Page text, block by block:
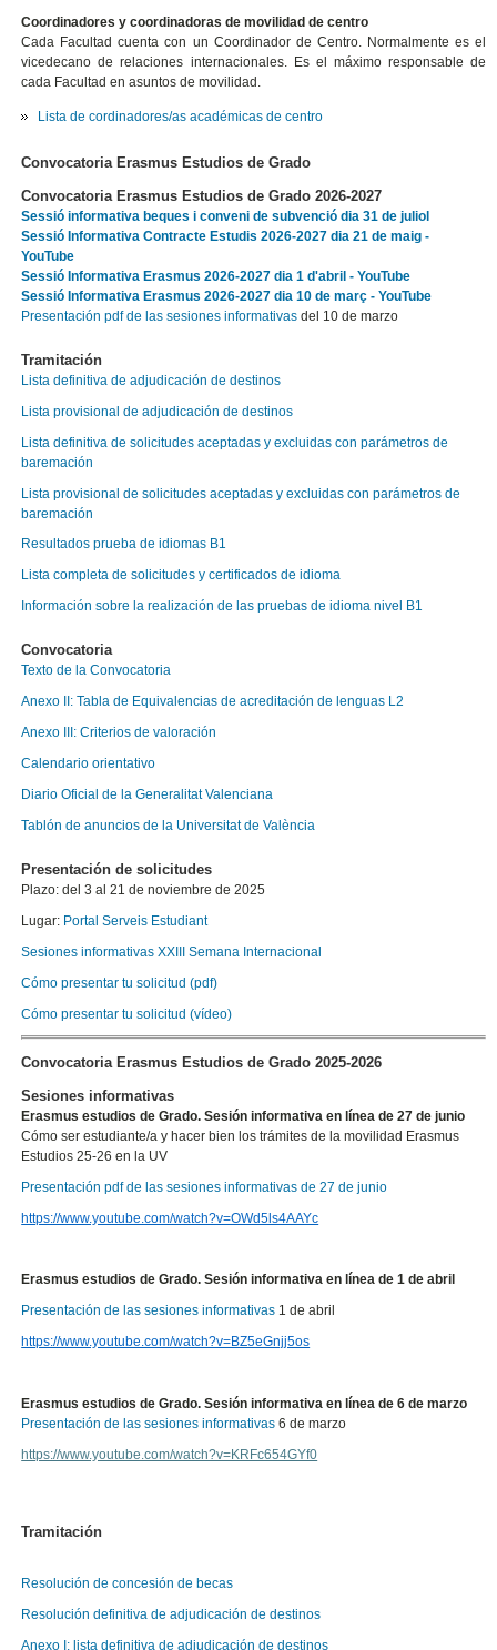
Coordinadores y coordinadoras de movilidad de centro
Cada Facultad cuenta con un Coordinador de Centro. Normalmente es el
vicedecano de relaciones internacionales. Es el máximo responsable de
cada Facultad en asuntos de movilidad.
Lista de cordinadores/as académicas de centro
Convocatoria Erasmus Estudios de Grado
Convocatoria Erasmus Estudios de Grado 2026-2027
Sessió informativa beques i conveni de subvenció dia 31 de juliol
Sessió Informativa Contracte Estudis 2026-2027 dia 21 de maig -
YouTube
Sessió Informativa Erasmus 2026-2027 dia 1 d'abril - YouTube
Sessió Informativa Erasmus 2026-2027 dia 10 de març - YouTube
Presentación pdf de las sesiones informativas del 10 de marzo
Tramitación
Lista definitiva de adjudicación de destinos
Lista provisional de adjudicación de destinos
Lista definitiva de solicitudes aceptadas y excluidas con parámetros de
baremación
Lista provisional de solicitudes aceptadas y excluidas con parámetros de
baremación
Resultados prueba de idiomas B1
Lista completa de solicitudes y certificados de idioma
Información sobre la realización de las pruebas de idioma nivel B1
Convocatoria
Texto de la Convocatoria
Anexo II: Tabla de Equivalencias de acreditación de lenguas L2
Anexo III: Criterios de valoración
Calendario orientativo
Diario Oficial de la Generalitat Valenciana
Tablón de anuncios de la Universitat de València
Presentación de solicitudes
Plazo: del 3 al 21 de noviembre de 2025
Lugar: Portal Serveis Estudiant
Sesiones informativas XXIII Semana Internacional
Cómo presentar tu solicitud (pdf)
Cómo presentar tu solicitud (vídeo)
Convocatoria Erasmus Estudios de Grado 2025-2026
Sesiones informativas
Erasmus estudios de Grado. Sesión informativa en línea de 27 de junio
Cómo ser estudiante/a y hacer bien los trámites de la movilidad Erasmus
Estudios 25-26 en la UV
Presentación pdf de las sesiones informativas de 27 de junio
https://www.youtube.com/watch?v=OWd5ls4AAYc
Erasmus estudios de Grado. Sesión informativa en línea de 1 de abril
Presentación de las sesiones informativas 1 de abril
https://www.youtube.com/watch?v=BZ5eGnjj5os
Erasmus estudios de Grado. Sesión informativa en línea de 6 de marzo
Presentación de las sesiones informativas 6 de marzo
https://www.youtube.com/watch?v=KRFc654GYf0
Tramitación
Resolución de concesión de becas
Resolución definitiva de adjudicación de destinos
Anexo I: lista definitiva de adjudicación de destinos